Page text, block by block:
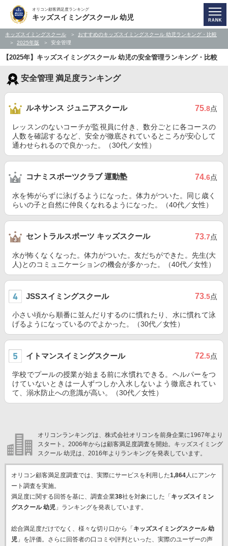
オリコン顧客満足度ランキング
キッズスイミングスクール 幼児
キッズスイミングスクール
おすすめのキッズスイミングスクール 幼児ランキング・比較
2025年版
安全管理
【2025年】キッズスイミングスクール 幼児の安全管理ランキング・比較
安全管理 満足度ランキング
ルネサンス ジュニアスクール 75.8点
レッスンのないコーチが監視員に付き、数分ごとに各コースの
人数を確認するなど、安全が徹底されているところが安心して
通わせられるので良かった。（30代／女性）
コナミスポーツクラブ 運動塾 74.6点
水を怖がらずに泳げるようになった。体力がついた。同じ歳く
らいの子と自然に仲良くなれるようになった。（40代／女性）
セントラルスポーツ キッズスクール 73.7点
水が怖くなくなった。体力がついた。友だちができた。先生(大
人)とのコミュニケーションの機会が多かった。（40代／女性）
JSSスイミングスクール 73.5点
小さい頃から順番に並んだりするのに慣れたり、水に慣れて泳
げるようになっているのでよかった。（30代／女性）
イトマンスイミングスクール 72.5点
学校でプールの授業が始まる前に水慣れできる。ヘルパーをつ
けていないときは一人ずつしか入水しないよう徹底されてい
て、溺水防止への意識が高い。（30代／女性）
オリコンランキングは、株式会社オリコンを前身企業に1967年より
スタート。2006年からは顧客満足度調査を開始。キッズスイミング
スクール 幼児は、2016年よりランキングを発表しています。
オリコン顧客満足度調査では、実際にサービスを利用した1,864人にアンケ
ート調査を実施。
満足度に関する回答を基に、調査企業38社を対象にした「 キッズスイミン
グスクール 幼児」ランキングを発表しています。
総合満足度だけでなく、様々な切り口から「 キッズスイミングスクール 幼
児」を評価。さらに回答者の口コミや評判といった、実際のユーザーの声